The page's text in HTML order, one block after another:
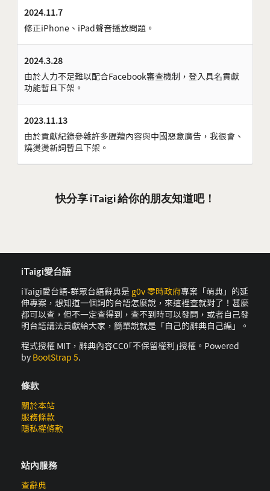
2024.11.7
修正iPhone、iPad聲音播放問題。
2024.3.28
由於人力不足難以配合Facebook審查機制，登入具名貢獻
功能暫且下架。
2023.11.13
由於貢獻紀錄參雜許多腥羶內容與中國惡意廣告，我很會、
燒燙燙新詞暫且下架。
快分享 iTaigi 給你的朋友知道吧！
iTaigi愛台語
iTaigi愛台語-群眾台語辭典是 g0v 零時政府專案「萌典」的延
伸專案，想知道一個詞的台語怎麼說，來這裡查就對了！甚麼
都可以查，但不一定查得到，查不到時可以發問，或者自己發
明台語講法貢獻給大家，簡單說就是「自己的辭典自己編」。
程式授權 MIT，辭典內容CC0｢不保留權利｣授權。Powered
by BootStrap 5.
條款
關於本站
服務條款
隱私權條款
站內服務
查辭典